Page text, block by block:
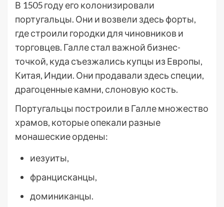
В 1505 году его колонизировали
португальцы. Они и возвели здесь форты,
где строили городки для чиновников и
торговцев. Галле стал важной бизнес-
точкой, куда съезжались купцы из Европы,
Китая, Индии. Они продавали здесь специи,
драгоценные камни, слоновую кость.
Португальцы построили в Галле множество
храмов, которые опекали разные
монашеские ордены:
иезуиты,
францисканцы,
доминиканцы.